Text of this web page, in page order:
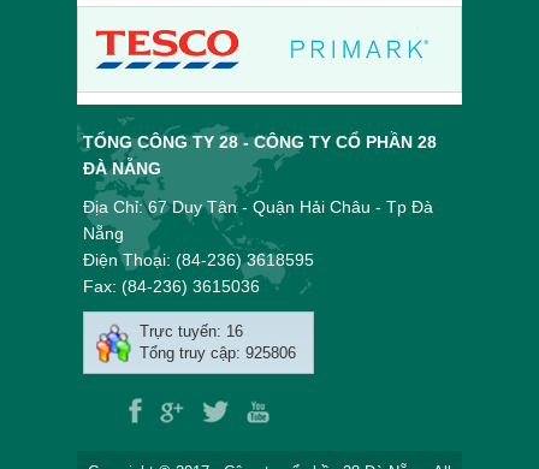
TỔNG CÔNG TY 28 - CÔNG TY CỔ PHẦN 28
ĐÀ NẴNG
Địa Chỉ: 67 Duy Tân - Quận Hải Châu - Tp Đà
Nẵng
Điện Thoại: (84-236) 3618595
Fax: (84-236) 3615036
Trực tuyến: 16
Tổng truy cập: 925806